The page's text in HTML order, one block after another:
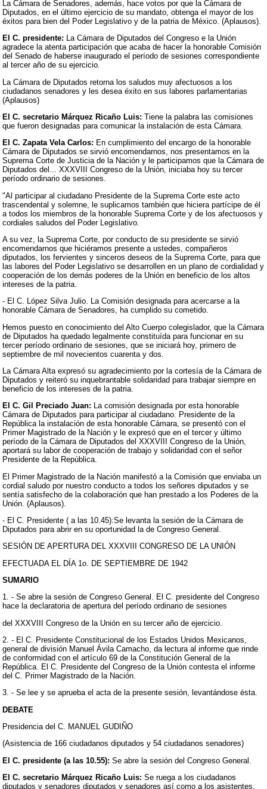
La Cámara de Senadores, además, hace votos por que la Cámara de
Diputados, en el último ejercicio de su mandato, obtenga el mayor de los
éxitos para bien del Poder Legislativo y de la patria de México. (Aplausos).
El C. presidente: La Cámara de Diputados del Congreso e la Unión
agradece la atenta participación que acaba de hacer la honorable Comisión
del Senado de haberse inaugurado el período de sesiones correspondiente
al tercer año de su ejercicio.
La Cámara de Diputados retorna los saludos muy afectuosos a los
ciudadanos senadores y les desea éxito en sus labores parlamentarias
(Aplausos)
El C. secretario Márquez Ricaño Luis: Tiene la palabra las comisiones
que fueron designadas para comunicar la instalación de esta Cámara.
El C. Zapata Vela Carlos: En cumplimiento del encargo de la honorable
Cámara de Diputados se sirvió encomendarnos, nos presentamos en la
Suprema Corte de Justicia de la Nación y le participamos que la Cámara de
Diputados del... XXXVIII Congreso de la Unión, iniciaba hoy su tercer
período ordinario de sesiones.
"Al participar al ciudadano Presidente de la Suprema Corte este acto
trascendental y solemne, le suplicamos también que hiciera partícipe de él
a todos los miembros de la honorable Suprema Corte y de los afectuosos y
cordiales saludos del Poder Legislativo.
A su vez, la Suprema Corte, por conducto de su presidente se sirvió
encomendarnos que hiciéramos presente a ustedes, compañeros
diputados, los fervientes y sinceros deseos de la Suprema Corte, para que
las labores del Poder Legislativo se desarrollen en un plano de cordialidad y
cooperación de los demás poderes de la Unión en beneficio de los altos
intereses de la patria.
- El C. López Silva Julio. La Comisión designada para acercarse a la
honorable Cámara de Senadores, ha cumplido su cometido.
Hemos puesto en conocimiento del Alto Cuerpo colegislador, que la Cámara
de Diputados ha quedado legalmente constituída para funcionar en su
tercer período ordinario de sesiones, que se iniciará hoy, primero de
septiembre de mil novecientos cuarenta y dos.
La Cámara Alta expresó su agradecimiento por la cortesía de la Cámara de
Diputados y reiteró su inquebrantable solidaridad para trabajar siempre en
beneficio de los intereses de la patria.
El C. Gil Preciado Juan: La comisión designada por esta honorable
Cámara de Diputados para participar al ciudadano. Presidente de la
República la instalación de esta honorable Cámara, se presentó con el
Primer Magistrado de la Nación y le expresó que en el tercer y último
período de la Cámara de Diputados del XXXVIII Congreso de la Unión,
aportará su labor de cooperación de trabajo y solidaridad con el señor
Presidente de la República.
El Primer Magistrado de la Nación manifestó a la Comisión que enviaba un
cordial saludo por nuestro conducto a todos los señores diputados y se
sentía satisfecho de la colaboración que han prestado a los Poderes de la
Unión. (Aplausos).
- El C. Presidente ( a las 10.45):Se levanta la sesión de la Cámara de
Diputados para abrir en su oportunidad la de Congreso General.
SESIÓN DE APERTURA DEL XXXVIII CONGRESO DE LA UNIÓN
EFECTUADA EL DÍA 1o. DE SEPTIEMBRE DE 1942
SUMARIO
1. - Se abre la sesión de Congreso General. El C. presidente del Congreso
hace la declaratoria de apertura del período ordinario de sesiones
del XXXVIII Congreso de la Unión en su tercer año de ejercicio.
2. - El C. Presidente Constitucional de los Estados Unidos Mexicanos,
general de división Manuel Ávila Camacho, da lectura al informe que rinde
de conformidad con el artículo 69 de la Constitución General de la
República. El C. Presidente del Congreso de la Unión contesta el informe
del C. Primer Magistrado de la Nación.
3. - Se lee y se aprueba el acta de la presente sesión, levantándose ésta.
DEBATE
Presidencia del C. MANUEL GUDIÑO
(Asistencia de 166 ciudadanos diputados y 54 ciudadanos senadores)
El C. presidente (a las 10.55): Se abre la sesión del Congreso General.
El C. secretario Márquez Ricaño Luis: Se ruega a los ciudadanos
diputados y senadores diputados y senadores así como a los asistentes,